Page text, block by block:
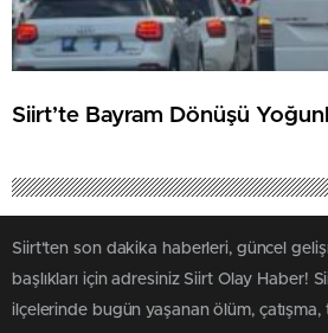
Siirt’te Bayram Dönüşü
Siirt'ten son dakika haberleri, güncel
başlıkları için adresiniz Siirt Olay Haber!
ilçelerinde bugün yaşanan ölüm, çatışma,